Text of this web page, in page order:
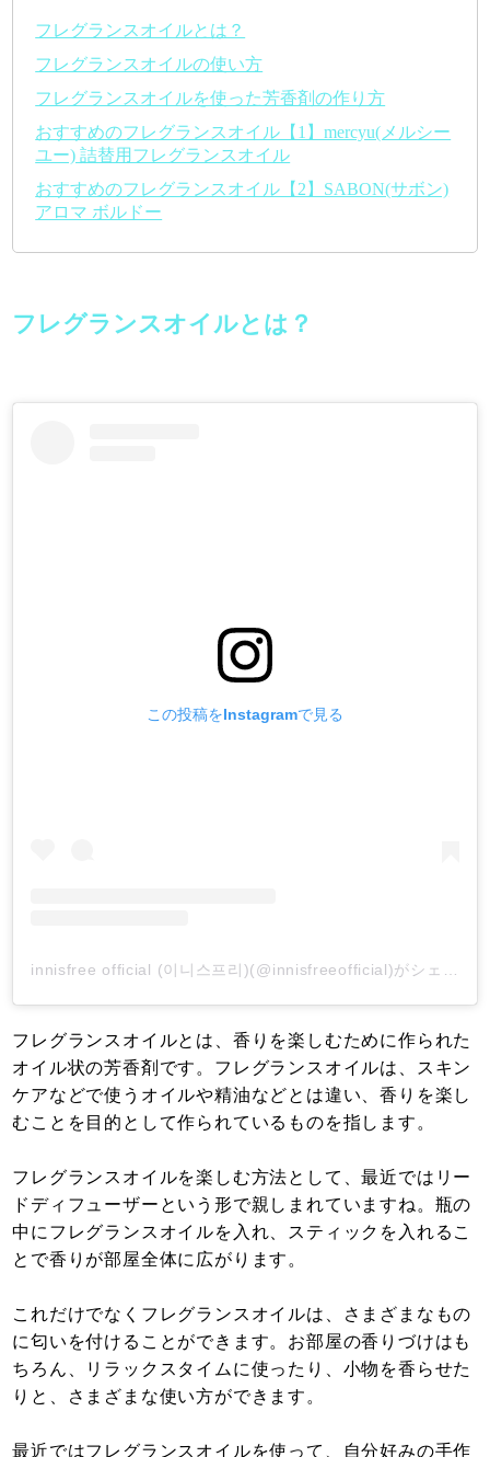
フレグランスオイルとは？
フレグランスオイルの使い方
フレグランスオイルを使った芳香剤の作り方
おすすめのフレグランスオイル【1】mercyu(メルシー
ユー) 詰替用フレグランスオイル
おすすめのフレグランスオイル【2】SABON(サボン)
アロマ ボルドー
フレグランスオイルとは？
この投稿をInstagramで見る
フレグランスオイルとは、香りを楽しむために作られた
オイル状の芳香剤です。フレグランスオイルは、スキン
ケアなどで使うオイルや精油などとは違い、香りを楽し
むことを目的として作られているものを指します。
フレグランスオイルを楽しむ方法として、最近ではリー
ドディフューザーという形で親しまれていますね。瓶の
中にフレグランスオイルを入れ、スティックを入れるこ
とで香りが部屋全体に広がります。
これだけでなくフレグランスオイルは、さまざまなもの
に匂いを付けることができます。お部屋の香りづけはも
ちろん、リラックスタイムに使ったり、小物を香らせた
りと、さまざまな使い方ができます。
最近ではフレグランスオイルを使って、自分好みの手作